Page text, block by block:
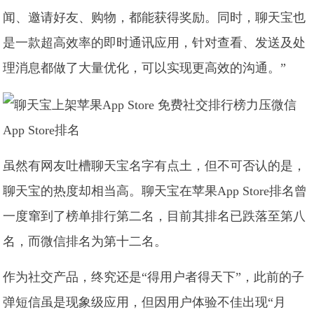
闻、邀请好友、购物，都能获得奖励。同时，聊天宝也
是一款超高效率的即时通讯应用，针对查看、发送及处
理消息都做了大量优化，可以实现更高效的沟通。”
App Store排名
虽然有网友吐槽聊天宝名字有点土，但不可否认的是，
聊天宝的热度却相当高。聊天宝在苹果App Store排名曾
一度窜到了榜单排行第二名，目前其排名已跌落至第八
名，而微信排名为第十二名。
作为社交产品，终究还是“得用户者得天下”，此前的子
弹短信虽是现象级应用，但因用户体验不佳出现“月